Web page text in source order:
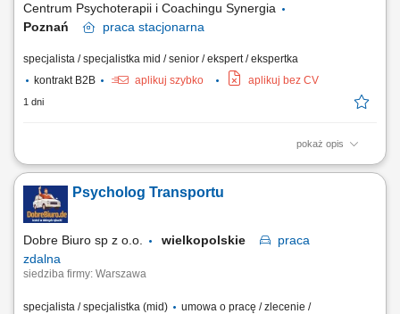
Centrum Psychoterapii i Coachingu Synergia
Poznań
praca stacjonarna
specjalista / specjalistka mid / senior / ekspert / ekspertka
kontrakt B2B
aplikuj szybko aplikuj bez CV
1 dni
pokaż opis
Opis stanowiska: prowadzenie konsultacji psychologicznych oraz
komfortowo wyposażonym gabinecie w jednej z większych aglomeracji;
współpraca z zespołem specjalistów w ramach wspólnej platformy
Psycholog Transportu
Dobre Biuro sp z o.o. wielkopolskie
praca
zdalna
siedziba firmy: Warszawa
specjalista / specjalistka (mid)
umowa o pracę / zlecenie /